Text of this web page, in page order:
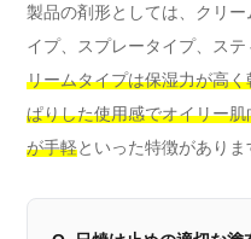
製品の剤形としては、クリ
イプ、スプレータイプ、ステ
リームタイプは保湿力が高
ぱりした使用感でオイリー
が手軽といった特徴がありま